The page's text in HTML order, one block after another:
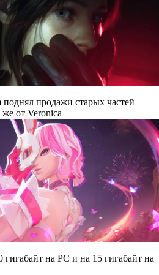
продажи старых частей
от Veronica
на PC и на 15 гигабайт на